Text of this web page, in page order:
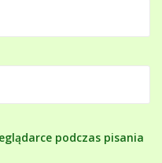
podczas pisania